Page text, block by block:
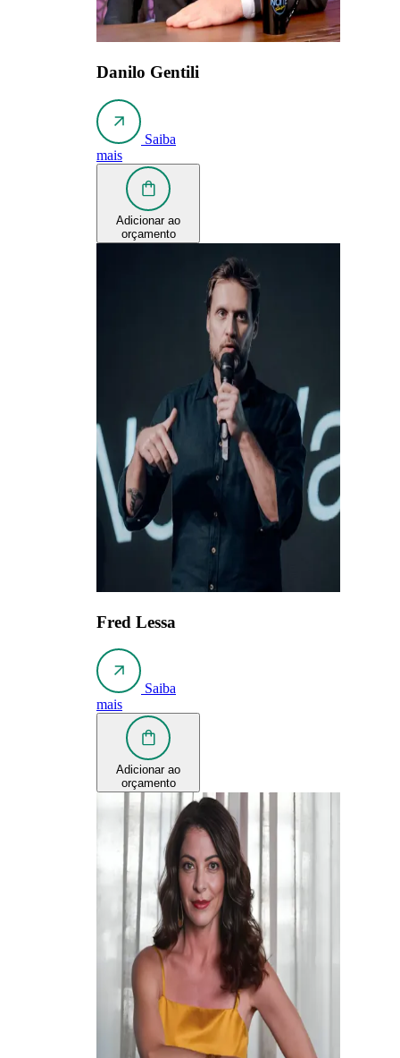
Danilo Gentili
Saiba
mais
Adicionar ao
orçamento
Fred Lessa
Saiba
mais
Adicionar ao
orçamento